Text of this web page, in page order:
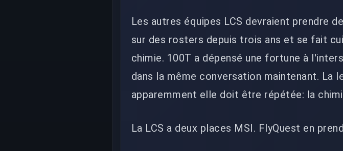
Les autres équipes LCS devraient prendre
sur des rosters depuis trois ans et se fait
chimie. 100T a dépensé une fortune à
dans la même conversation maintenant. La
apparemment elle doit être répétée: la
La LCS a deux places MSI. FlyQuest en